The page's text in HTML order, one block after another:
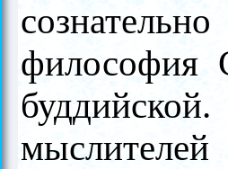
философия
мыслителей